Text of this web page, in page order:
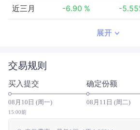
近三月 -6.90 % -5.55
近三年
近五年 -- 0.00
今年以来
展开
交易规则
买入提交
08月10日 (周一)
15:00前
确定份额
08月11日 (周二)